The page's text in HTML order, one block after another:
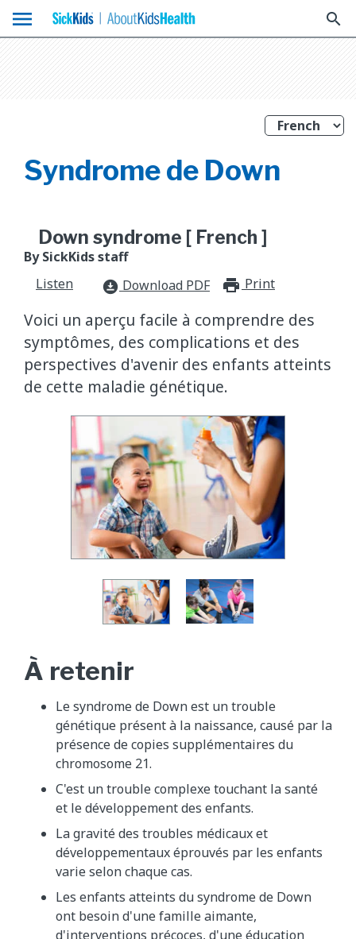
menu search
Syndrome de Down
Down syndrome [ French ]
By SickKids staff
Listen
download_for_offline Download PDF Print
Voici un aperçu facile à comprendre des
symptômes, des complications et des
perspectives d'avenir des enfants atteints
de cette maladie génétique.
À retenir
Le syndrome de Down est un trouble
génétique présent à la naissance, causé par la
présence de copies supplémentaires du
chromosome 21.
C'est un trouble complexe touchant la santé
et le développement des enfants.
La gravité des troubles médicaux et
développementaux éprouvés par les enfants
varie selon chaque cas.
Les enfants atteints du syndrome de Down
ont besoin d'une famille aimante,
d'interventions précoces, d'une éducation